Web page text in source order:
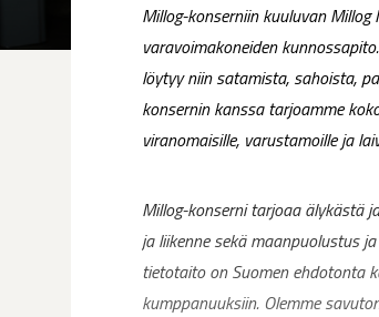
Millog-konserniin kuuluvan
varavoimakoneiden
löytyy niin satamista, sahoista,
konsernin kanssa tarjoamme
viranomaisille, varustamoille ja
Millog-konserni tarjoaa älykästä
ja liikenne sekä maanpuolustus
tietotaito on Suomen ehdotonta
kumppanuuksiin. Olemme